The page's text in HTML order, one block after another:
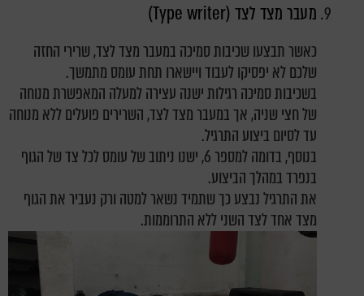
מעבר מצד לצד (Type writer)
כאשר תבצעו שכיבות סמיכה במעבר מצד לצד, שרירי החזה
שלכם לא יפסיקו לעבוד ויישארו תחת עומס מתמשך.
בשכיבות סמיכה רגילות ישנה עצירה למעלה המאפשרת מנוחה
של חצי שניה, אך במעבר מצד לצד, השרירים פועלים ללא מנוחה
עד לסיום ביצוע התרגיל.
בנוסף, בדומה למספר 6, ישנו ניתוב של עומס לכל צד של הגוף
בנפרד במהלך הביצוע.
את התרגיל נבצע כך שתמיד נשאר למטה ורק נעביר את הגוף
מצד אחד לצד השני ללא התרוממות.